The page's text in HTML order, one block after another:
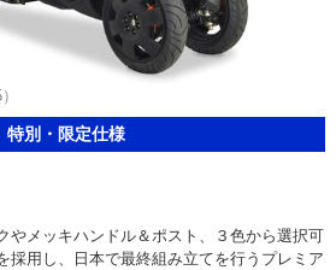
特別・限定仕様
やメッキハンドル＆ポスト、３色から選択可
採用し、日本で最終組み立てを行うプレミア